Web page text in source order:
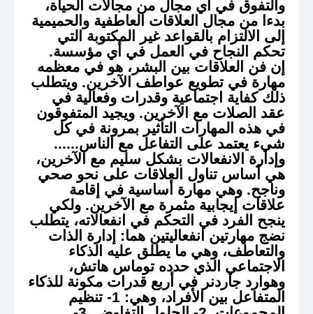
والتفوق في أي مجال من مجالات الحياة،
بدءا من مجال العلاقات العاطفية والحميمية
إلى الالتزام بالقواعد غير المكتوبة التي
تحكم النجاح في العمل في أي مؤسسة.
إن فن العلاقات بين البشر، هو في معظمه
مهارة في تطويع عواطف الآخرين. ويتطلب
ذلك كفاية اجتماعية وقدرات وفعالية في
عقد الصلات مع الآخرين. ويجيد المتفوقون
في هذه المهارات التأثير بمرونة في كل
شيء يعتمد على التفاعل مع الناس......
وإدارة الانفعالات بشكل سليم مع الآخرين،
هي أساس تناول العلاقات على نحو صحي
وناجح. وهي مهارة أساسية في إقامة
علاقات إيجابية مثمرة مع الآخرين. ولكي
ينجح الفرد في التحكم في انفعالاته، يتطلب
نضج مهارتين انفعاليتين هما: إدارة الذات
والتعاطف، وهي ما يطلق عليه الذكاء
الاجتماعي الذي حدده توماس هاتش،
وهوارد جاردنر في أربع قدرات مكونة للذكاء
المتفاعل بين الأفراد، وهي: 1- تنظيم